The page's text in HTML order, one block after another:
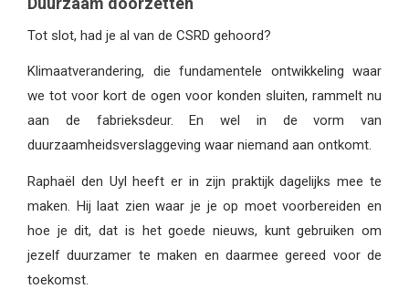
Tot slot, had je al van de CSRD gehoord?
Klimaatverandering, die fundamentele ontwikkeling waar
we tot voor kort de ogen voor konden sluiten, rammelt nu
aan de fabrieksdeur. En wel in de vorm van
duurzaamheidsverslaggeving waar niemand aan ontkomt.
Raphaël den Uyl heeft er in zijn praktijk dagelijks mee te
maken. Hij laat zien waar je je op moet voorbereiden en
hoe je dit, dat is het goede nieuws, kunt gebruiken om
jezelf duurzamer te maken en daarmee gereed voor de
toekomst.